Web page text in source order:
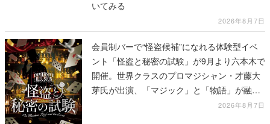
いてみる
2026年8月7日
会員制バーで“怪盗候補”になれる体験型イベ
ント「怪盗と秘密の試験」が9月より六本木で
開催。世界クラスのプロマジシャン・才藤大
芽氏が出演、「マジック」と「物語」が融合
2026年8月7日